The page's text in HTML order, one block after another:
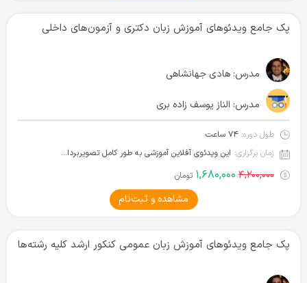
پک جامع ویدئوهای آموزش زبان دکتری و آزمون‌های داخلی
مدرس: هادی جهانشاهی
مدرس: الناز یوسف زاده بری
طول دوره: ۷۴ ساعت
زمان برگزاری:
این ویدئوی آفلاین آموزشی به طور کامل تصویربرداری شده و آماده دانلود است.
۴,۲۰۰,۰۰۰ ۱,۶۸۰,۰۰۰ تومان
مشاهده و ثبت‌نام
پک جامع ویدئوهای آموزش زبان عمومی کنکور ارشد کلیه رشته‌ها